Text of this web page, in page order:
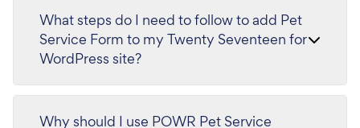
What steps do I need to follow to add Pet
Service Form to my Twenty Seventeen for
WordPress site?
Why should I use POWR Pet Service